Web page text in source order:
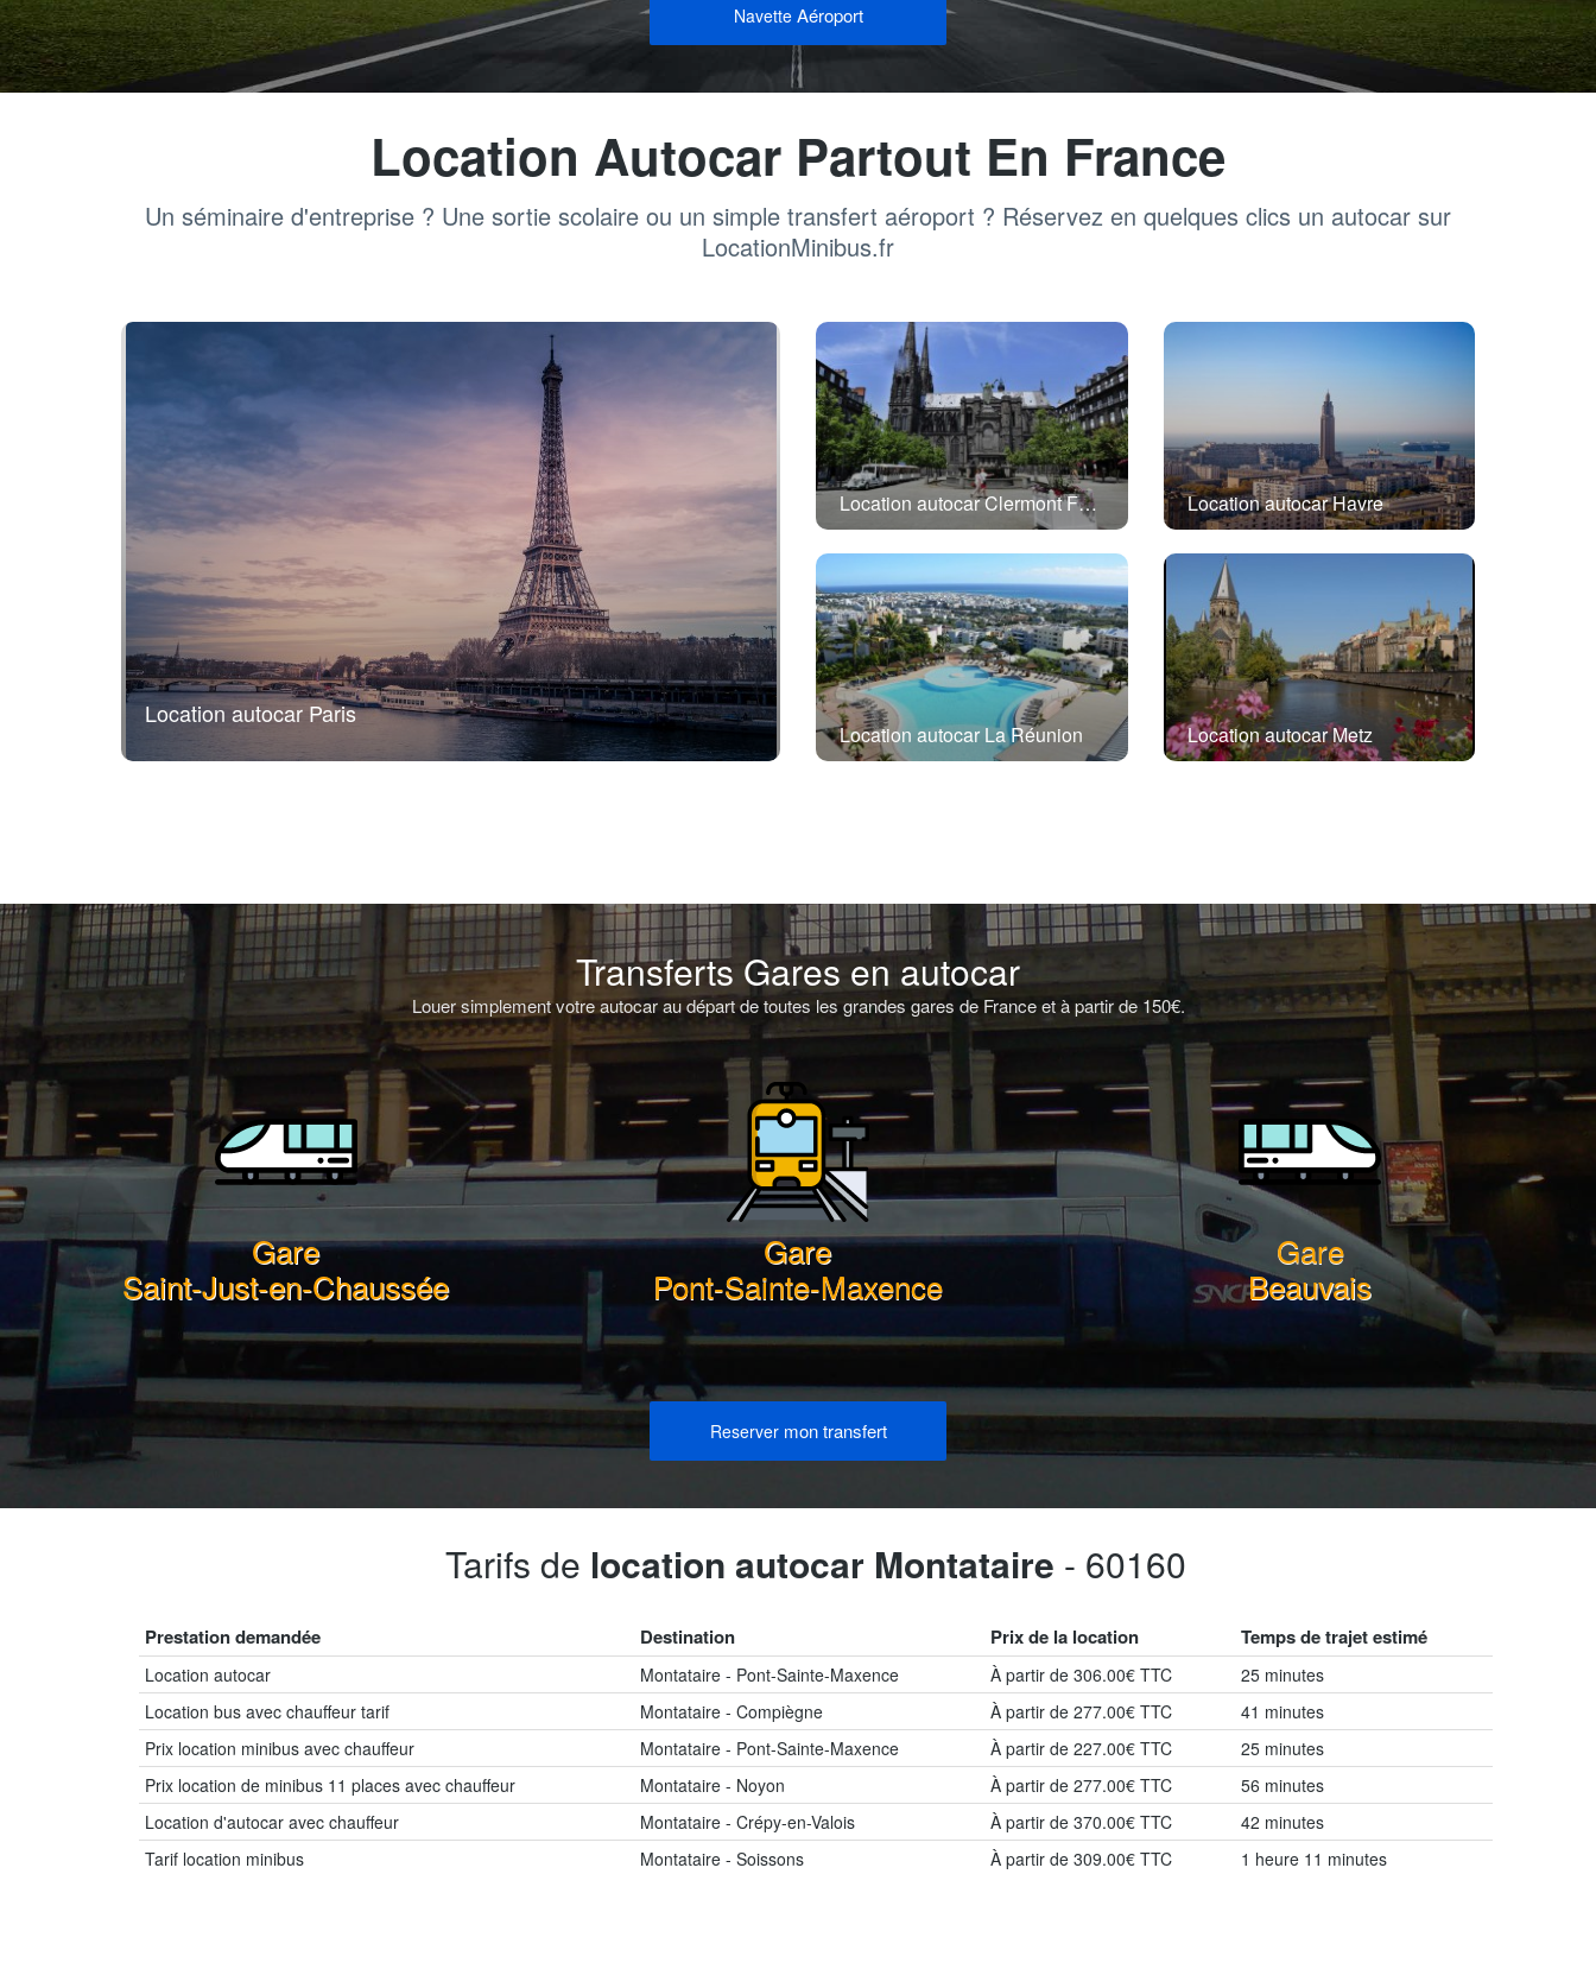
Navette Aéroport
Location Autocar Partout En France
Un séminaire d'entreprise ? Une sortie scolaire ou un simple transfert aéroport ? Réservez en quelques clics un autocar sur
LocationMinibus.fr
Location autocar Paris
Location autocar Clermont Ferrand Location autocar Havre
Location autocar La Réunion Location autocar Metz
Transferts Gares en autocar
Louer simplement votre autocar au départ de toutes les grandes gares de France et à partir de 150€.
Gare
Saint-Just-en-Chaussée
Gare
Pont-Sainte-Maxence
Gare
Beauvais
Reserver mon transfert
Tarifs de location autocar Montataire - 60160
Prestation demandée Destination Prix de la location Temps de trajet estimé
Location autocar Montataire - Pont-Sainte-Maxence À partir de 306.00€ TTC
25 minutes
Location bus avec chauffeur tarif
Montataire - Compiègne À partir de 277.00€ TTC
41 minutes
Prix location minibus avec chauffeur
Montataire - Pont-Sainte-Maxence À partir de 227.00€ TTC
25 minutes
Prix location de minibus 11 places avec chauffeur
Montataire - Noyon À partir de 277.00€ TTC
56 minutes
Location d'autocar avec chauffeur
Montataire - Crépy-en-Valois À partir de 370.00€ TTC
42 minutes
Tarif location minibus
Montataire - Soissons À partir de 309.00€ TTC 1 heure 11 minutes